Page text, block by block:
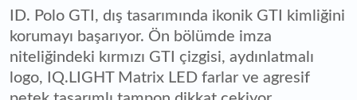
ID. Polo GTI, dış tasarımında ikonik GTI kimliğini
korumayı başarıyor. Ön bölümde imza
niteliğindeki kırmızı GTI çizgisi, aydınlatmalı
logo, IQ.LIGHT Matrix LED farlar ve agresif